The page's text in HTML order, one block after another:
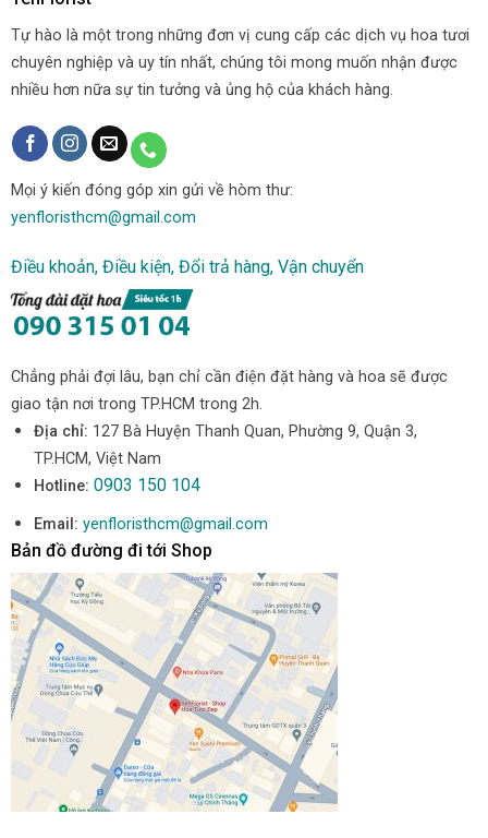
Tự hào là một trong những đơn vị cung cấp các dịch vụ hoa tươi
chuyên nghiệp và uy tín nhất, chúng tôi mong muốn nhận được
nhiều hơn nữa sự tin tưởng và ủng hộ của khách hàng.
Mọi ý kiến đóng góp xin gửi về hòm thư:
yenfloristhcm@gmail.com
Điều khoản, Điều kiện, Đổi trả hàng, Vận chuyển
Chẳng phải đợi lâu, bạn chỉ cần điện đặt hàng và hoa sẽ được
giao tận nơi trong TP.HCM trong 2h.
Địa chỉ: 127 Bà Huyện Thanh Quan, Phường 9, Quận 3,
TP.HCM, Việt Nam
Hotline: 0903 150 104
Email: yenfloristhcm@gmail.com
Bản đồ đường đi tới Shop